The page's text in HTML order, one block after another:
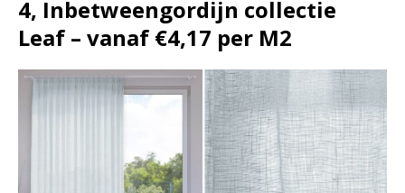
4, Inbetweengordijn collectie
Leaf – vanaf €4,17 per M2